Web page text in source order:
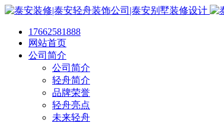
17662581888
网站首页
公司简介
公司简介
轻舟简介
品牌荣誉
轻舟亮点
未来轻舟